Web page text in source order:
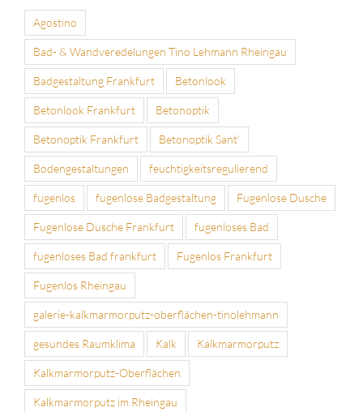
Agostino
Bad- & Wandveredelungen Tino Lehmann Rheingau
Badgestaltung Frankfurt Betonlook
Betonlook Frankfurt Betonoptik
Betonoptik Frankfurt Betonoptik Sant'
Bodengestaltungen feuchtigkeitsregulierend
fugenlos fugenlose Badgestaltung Fugenlose Dusche
Fugenlose Dusche Frankfurt fugenloses Bad
fugenloses Bad frankfurt Fugenlos Frankfurt
Fugenlos Rheingau
galerie-kalkmarmorputz-oberflächen-tinolehmann
gesundes Raumklima Kalk Kalkmarmorputz
Kalkmarmorputz-Oberflächen
Kalkmarmorputz im Rheingau